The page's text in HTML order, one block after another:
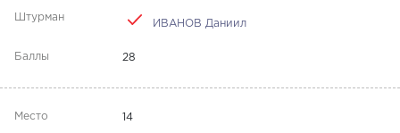
ИВАНОВ Даниил
28
14